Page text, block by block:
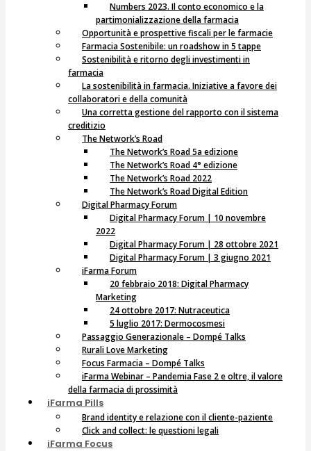
Numbers 2023. Il conto economico e la
partimonializzazione della farmacia
Opportunità e prospettive fiscali per le farmacie
Farmacia Sostenibile: un roadshow in 5 tappe
Sostenibilità e ritorno degli investimenti in
farmacia
La sostenibilità in farmacia. Iniziative a favore dei
collaboratori e della comunità
Una corretta gestione del rapporto con il sistema
creditizio
The Network’s Road
The Network’s Road 5a edizione
The Network’s Road 4° edizione
The Network’s Road 2022
The Network’s Road Digital Edition
Digital Pharmacy Forum
Digital Pharmacy Forum | 10 novembre
2022
Digital Pharmacy Forum | 28 ottobre 2021
Digital Pharmacy Forum | 3 giugno 2021
iFarma Forum
20 febbraio 2018: Digital Pharmacy
Marketing
24 ottobre 2017: Nutraceutica
5 luglio 2017: Dermocosmesi
Passaggio Generazionale – Dompé Talks
Rurali Love Marketing
Focus Farmacia – Dompé Talks
iFarma Webinar – Pandemia Fase 2 e oltre, il valore
della farmacia di prossimità
iFarma Pills
Brand identity e relazione con il cliente-paziente
Click and collect: le questioni legali
iFarma Focus